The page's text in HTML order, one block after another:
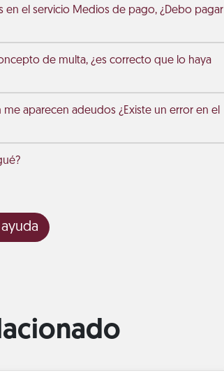
en el servicio Medios de pago, ¿Debo pagar
de multa, ¿es correcto que lo haya
aparecen adeudos ¿Existe un error en el